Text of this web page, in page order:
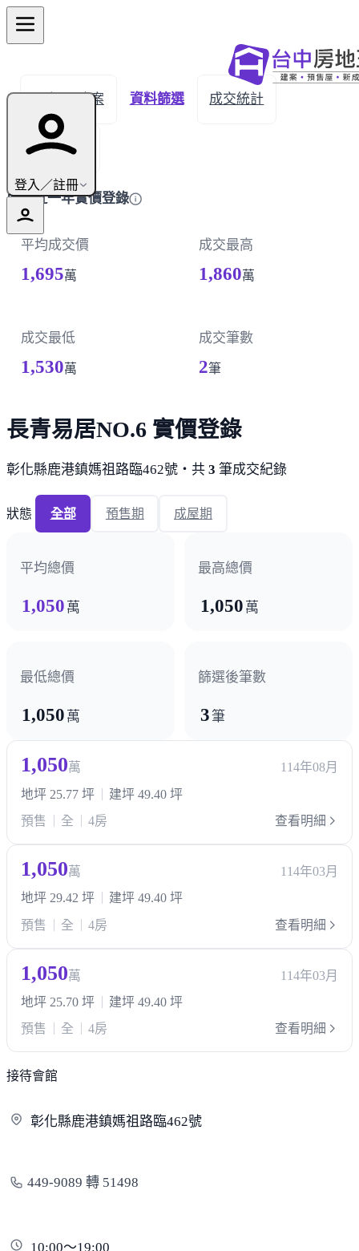
登入／註冊
← 返回建案 資料篩選 成交統計
成交明細
鹿港近一年實價登錄
平均成交價
1,695萬
成交最高
1,860萬
成交最低
1,530萬
成交筆數
2筆
長青易居NO.6 實價登錄
彰化縣鹿港鎮媽祖路臨462號・共 3 筆成交紀錄
狀態 全部 預售期 成屋期
平均總價
1,050 萬
最高總價
1,050 萬
最低總價
1,050 萬
篩選後筆數
3筆
1,050萬
114年08月
地坪 25.77 坪
建坪 49.40 坪
預售
全 4房 查看明細
1,050萬
114年03月
地坪 29.42 坪
建坪 49.40 坪
預售
全 4房 查看明細
1,050萬
114年03月
地坪 25.70 坪
建坪 49.40 坪
預售
全 4房 查看明細
接待會館
彰化縣鹿港鎮媽祖路臨462號
449-9089 轉 51498
10:00～19:00